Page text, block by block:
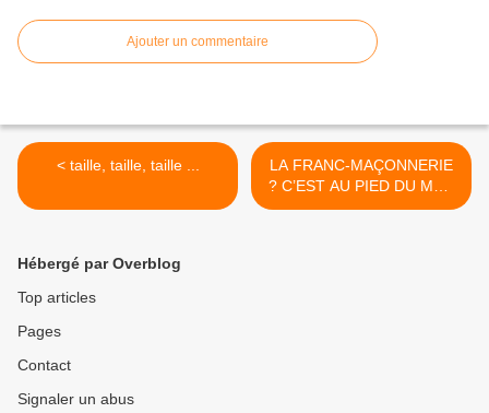
Ajouter un commentaire
< taille, taille, taille ...
LA FRANC-MAÇONNERIE
? C’EST AU PIED DU MUR
…. >
Hébergé par Overblog
Top articles
Pages
Contact
Signaler un abus